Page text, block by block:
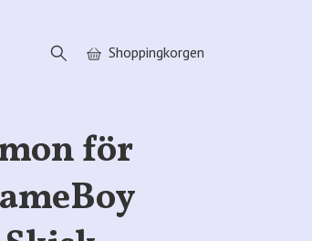
Shoppingkorgen
för